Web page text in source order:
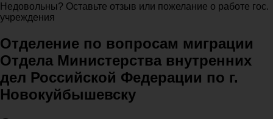
Недовольны? Оставьте отзыв или пожелание о работе гос.
учреждения
Отделение по вопросам миграции
Отдела Министерства внутренних
дел Российской Федерации по г.
Новокуйбышевску